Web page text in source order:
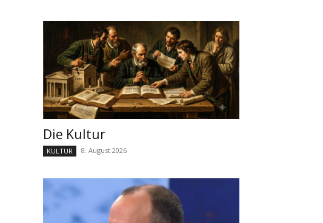
Die Kultur
KULTUR 8. August 2026